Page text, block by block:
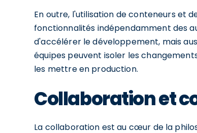
En outre, l'utilisation de conteneurs et
fonctionnalités indépendamment des
d'accélérer le développement, mais
équipes peuvent isoler les
les mettre en production.
Collaboration et
La collaboration est au cœur de la